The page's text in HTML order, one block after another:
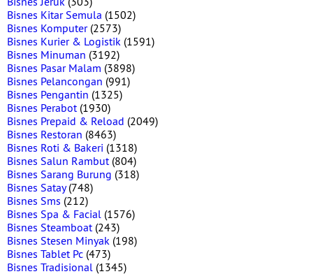
Bisnes Kitar Semula (1502)
Bisnes Komputer(2573)
Bisnes Kurier & Logistik (1591)
Bisnes Minuman (3192)
Bisnes Pasar Malam (3898)
Bisnes Pelancongan (991)
Bisnes Pengantin (1325)
Bisnes Perabot(1930)
Bisnes Prepaid & Reload (2049)
Bisnes Restoran (8463)
Bisnes Roti & Bakeri (1318)
Bisnes Salun Rambut(804)
Bisnes Sarang Burung (318)
Bisnes Satay(748)
Bisnes Sms (212)
Bisnes Spa & Facial (1576)
Bisnes Steamboat(243)
Bisnes Stesen Minyak (198)
Bisnes Tablet Pc (473)
Bisnes Tradisional (1345)